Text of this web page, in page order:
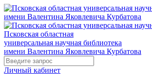
Псковская областная
универсальная научная библиотека
имени Валентина Яковлевича Курбатова
Личный кабинет